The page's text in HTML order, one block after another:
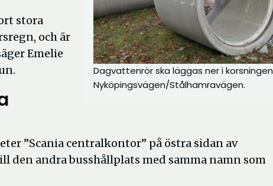
Dagvattenrör ska läggas ner i korsningen
Nyköpingsvägen/Stålhamravägen.
stora
och är
Emelie
”Scania centralkontor” på östra sidan av
den andra busshållplats med samma namn som